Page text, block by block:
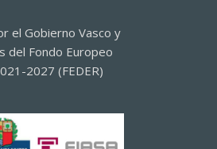
el Gobierno Vasco y
del Fondo Europeo
2027 (FEDER)